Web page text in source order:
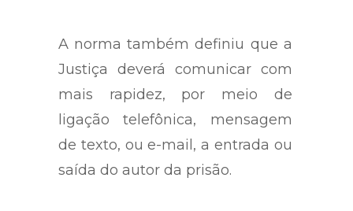
A norma também definiu que a
Justiça deverá comunicar com
mais rapidez, por meio de
ligação telefônica, mensagem
de texto, ou e-mail, a entrada ou
saída do autor da prisão.